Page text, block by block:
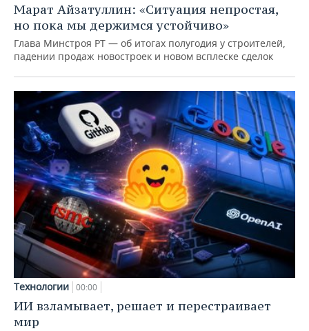
Марат Айзатуллин: «Ситуация непростая,
но пока мы держимся устойчиво»
Глава Минстроя РТ — об итогах полугодия у строителей,
падении продаж новостроек и новом всплеске сделок
Технологии 00:00
ИИ взламывает, решает и перестраивает
мир